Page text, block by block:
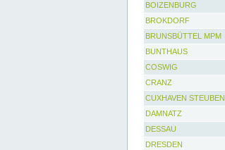
BOIZENBURG
BROKDORF
BRUNSBÜTTEL MPM
BUNTHAUS
COSWIG
CRANZ
CUXHAVEN
DAMNATZ
DESSAU
DRESDEN